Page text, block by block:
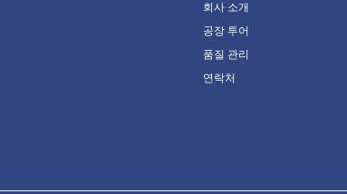
회사 소개
공장 투어
품질 관리
연락처